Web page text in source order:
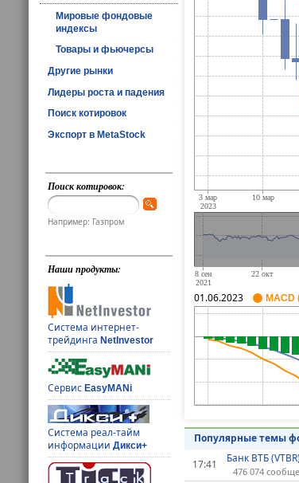
Мировые фондовые
индексы
Товары и фьючерсы
Другие рынки
Лидеры роста и падения
Поиск котировок
Экспорт в MetaStock
Поиск котировок:
Например: Газпром
Наши продукты:
Система интернет-
трейдингаNetInvestor
СервисEasyMANi
Система реал-тайм
информацииДикси+
01.06.2023 MACD
Популярные темы
17:41
Банк ВТБ (VTBR)
476 074